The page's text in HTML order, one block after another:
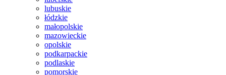
lubuskie
łódzkie
małopolskie
mazowieckie
opolskie
podkarpackie
podlaskie
pomorskie